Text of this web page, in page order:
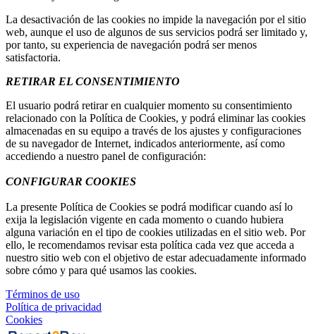
La desactivación de las cookies no impide la navegación por el sitio
web, aunque el uso de algunos de sus servicios podrá ser limitado y,
por tanto, su experiencia de navegación podrá ser menos
satisfactoria.
RETIRAR EL CONSENTIMIENTO
El usuario podrá retirar en cualquier momento su consentimiento
relacionado con la Política de Cookies, y podrá eliminar las cookies
almacenadas en su equipo a través de los ajustes y configuraciones
de su navegador de Internet, indicados anteriormente, así como
accediendo a nuestro panel de configuración:
CONFIGURAR COOKIES
La presente Política de Cookies se podrá modificar cuando así lo
exija la legislación vigente en cada momento o cuando hubiera
alguna variación en el tipo de cookies utilizadas en el sitio web. Por
ello, le recomendamos revisar esta política cada vez que acceda a
nuestro sitio web con el objetivo de estar adecuadamente informado
sobre cómo y para qué usamos las cookies.
Términos de uso
Política de privacidad
Cookies